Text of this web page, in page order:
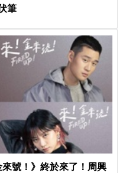
筆
來號！》終於來了！周興